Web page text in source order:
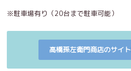
※駐車場有り（20台まで駐車可能）
高橋孫左衛門商店のサイ